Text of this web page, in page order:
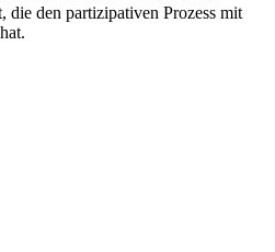
die den partizipativen Prozess mit